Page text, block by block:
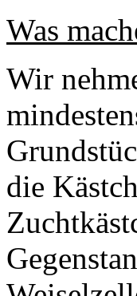
Was
Wir
die